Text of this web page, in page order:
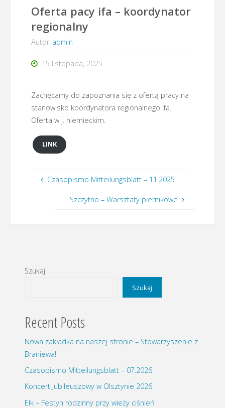
Oferta pacy ifa – koordynator
regionalny
Autor admin
15 listopada, 2025
Zachęcamy do zapoznania się z ofertą pracy na
stanowisko koordynatora regionalnego ifa.
Oferta w j. niemieckim.
LINK
Czasopismo Mitteilungsblatt – 11.2025
Szczytno – Warsztaty piernikowe
Szukaj
Szukaj
Recent Posts
Nowa zakładka na naszej stronie – Stowarzyszenie z
Braniewa!
Czasopismo Mitteilungsblatt – 07.2026
Koncert Jubileuszowy w Olsztynie 2026
Ełk – Festyn rodzinny przy wieży ciśnień